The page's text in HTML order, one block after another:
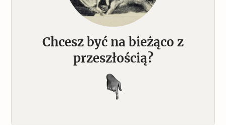
Chcesz być na bieżąco z
przeszłością?